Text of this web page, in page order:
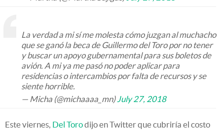
La verdad a mi sí me molesta cómo juzgan al muchacho
que se ganó la beca de Guillermo del Toro por no tener
y buscar un apoyo gubernamental para sus boletos de
avión. A mi ya me pasó no poder aplicar para
residencias o intercambios por falta de recursos y se
siente horrible.
— Micha (@michaaaa_mn)July 27, 2018
Este viernes, Del Torodijo en Twitter que cubriría el costo